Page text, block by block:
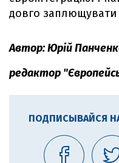
довго заплющувати
Автор: Юрій
редактор
ПОДПИСЫВАЙСЯ